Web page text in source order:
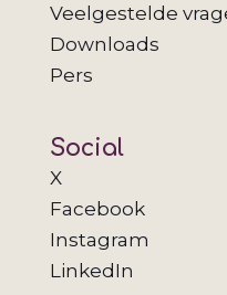
Veelgestelde
Downloads
Pers
Social
X
Facebook
Instagram
LinkedIn